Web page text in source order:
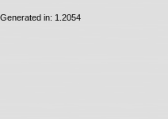
Generated in: 1.2054